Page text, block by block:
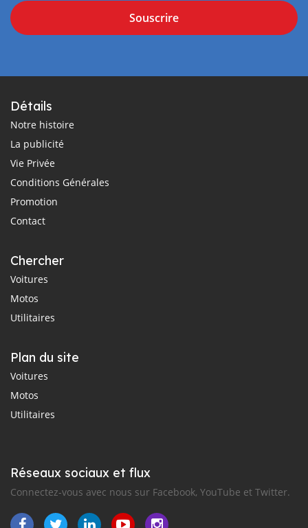
Souscrire
Détails
Notre histoire
La publicité
Vie Privée
Conditions Générales
Promotion
Contact
Chercher
Voitures
Motos
Utilitaires
Plan du site
Voitures
Motos
Utilitaires
Réseaux sociaux et flux
Connectez-vous avec nous sur Facebook, YouTube et Twitter.